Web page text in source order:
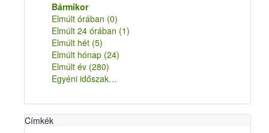
Bármikor
Elmúlt órában (0)
Elmúlt 24 órában (1)
Elmúlt hét (5)
Elmúlt hónap (24)
Elmúlt év (280)
Egyéni időszak…
Címkék